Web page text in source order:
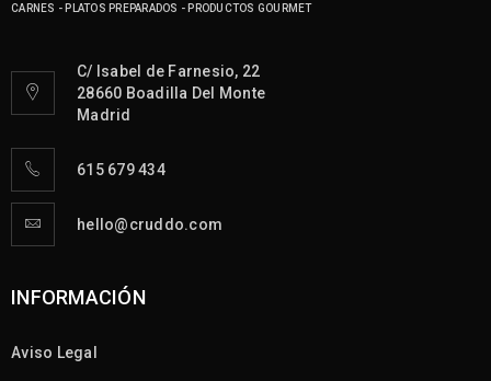
CARNES - PLATOS PREPARADOS - PRODUCTOS GOURMET
C/ Isabel de Farnesio, 22
28660 Boadilla Del Monte
Madrid
615 679 434
hello@cruddo.com
INFORMACIÓN
Aviso Legal